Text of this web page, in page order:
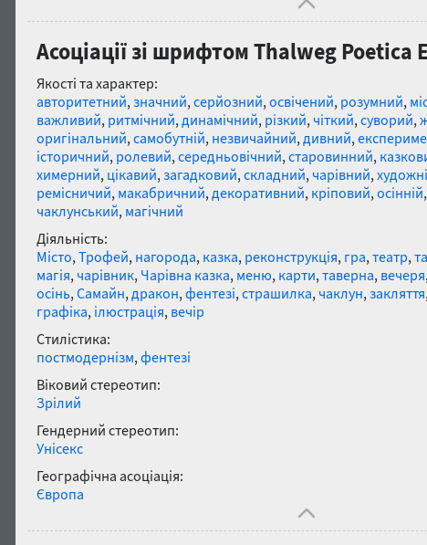
Асоціації зі шрифтом Thalweg Poetica
Якості та характер:
авторитетний,значний,серйозний,освічений, розумний,
важливий, ритмічний,динамічний, різкий, чіткий,суворий,
оригінальний,самобутній, незвичайний,дивний,
історичний, ролевий,середньовічний,старовинний,
химерний, цікавий,загадковий,складний, чарівний,
ремісничий, макабричний,декоративний, кріповий,осінній,
чаклунський, магічний
Діяльність:
Місто,Трофей, нагорода, казка, реконструкція, гра,театр,
магія, чарівник, Чарівна казка, меню, карти,таверна, вечеря
осінь,Самайн,дракон,фентезі,страшилка, чаклун,закляття
графіка, ілюстрація, вечір
Стилістика:
постмодернізм,фентезі
Віковий стереотип:
Зрілий
Гендерний стереотип:
Унісекс
Географічна асоціація:
Європа